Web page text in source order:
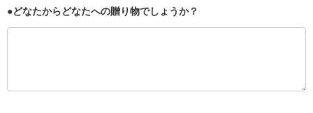
●どなたからどなたへの贈り物でしょうか？